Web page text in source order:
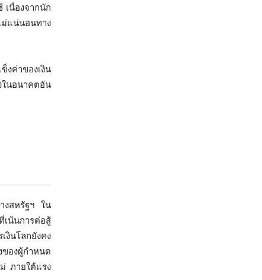
เนื่องจากนัก
แน่นอนทาง
งค่าของเงิน
ในอนาคตอัน
งสหรัฐฯ ใน
เน้นการต่อสู้
งินโลกยังคง
องผู้กำหนด
ภายใต้แรง